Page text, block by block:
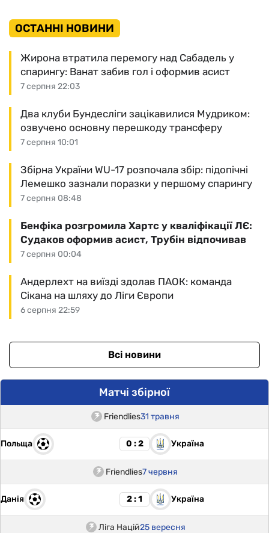
ОСТАННІ НОВИНИ
7 серпня 22:03
Жирона втратила перемогу над Сабадель у
спарингу: Ванат забив гол і оформив асист
7 серпня 10:01
Два клуби Бундесліги зацікавилися Мудриком:
озвучено основну перешкоду трансферу
7 серпня 08:48
Збірна України WU-17 розпочала збір: підопічні
Лемешко зазнали поразки у першому спарингу
7 серпня 00:04
Бенфіка розгромила Хартс у кваліфікації ЛЄ:
Судаков оформив асист, Трубін відпочивав
6 серпня 22:59
Андерлехт на виїзді здолав ПАОК: команда
Сікана на шляху до Ліги Європи
Всі новини
Матчі збірної
Friendlies31 травня
Польща 0 : 2 Україна
Friendlies7 червня
Данія 2 : 1 Україна
Ліга Націй25 вересня